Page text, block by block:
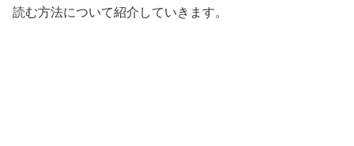
読む方法について紹介していきます。